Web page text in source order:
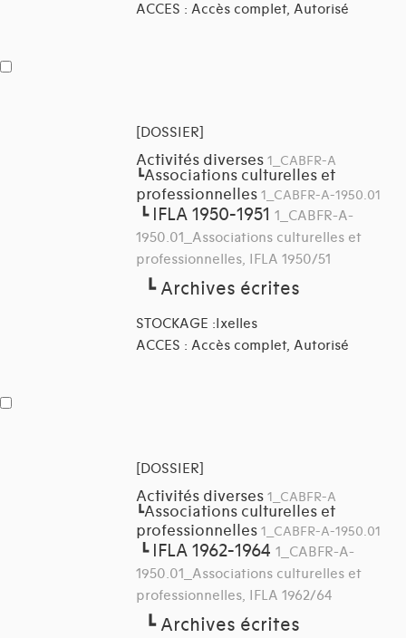
ACCES : Accès complet, Autorisé
[DOSSIER]
Activités diverses 1_CABFR-A
┗Associations culturelles et
professionnelles 1_CABFR-A-1950.01
┗ IFLA 1950-1951 1_CABFR-A-
1950.01_Associations culturelles et
professionnelles, IFLA 1950/51
┗Archives écrites
STOCKAGE :Ixelles
ACCES : Accès complet, Autorisé
[DOSSIER]
Activités diverses 1_CABFR-A
┗Associations culturelles et
professionnelles 1_CABFR-A-1950.01
┗ IFLA 1962-1964 1_CABFR-A-
1950.01_Associations culturelles et
professionnelles, IFLA 1962/64
┗Archives écrites